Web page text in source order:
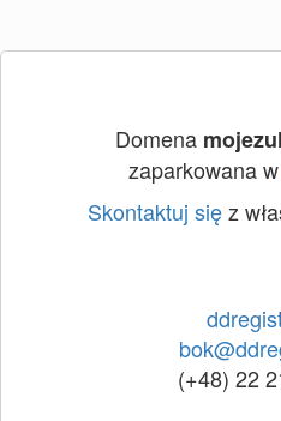
Domena
zaparkowana w
Skontaktuj sięz
(+48) 22